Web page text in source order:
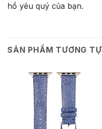
hồ yêu quý của bạn.
SẢN PHẨM TƯƠNG TỰ